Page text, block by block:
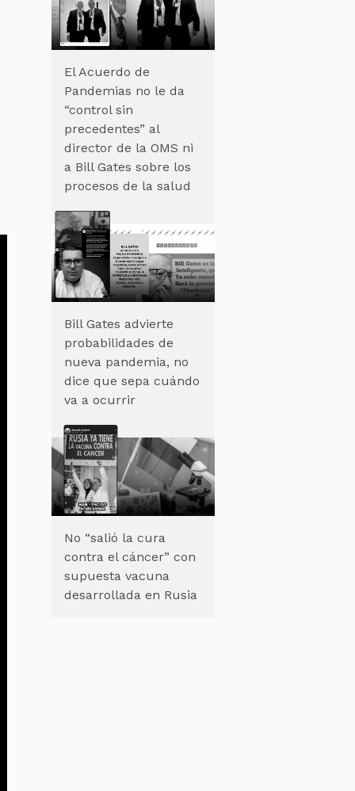
El Acuerdo de
Pandemias no le da
“control sin
precedentes” al
director de la OMS ni
a Bill Gates sobre los
procesos de la salud
Bill Gates advierte
probabilidades de
nueva pandemia, no
dice que sepa cuándo
va a ocurrir
No “salió la cura
contra el cáncer” con
supuesta vacuna
desarrollada en Rusia